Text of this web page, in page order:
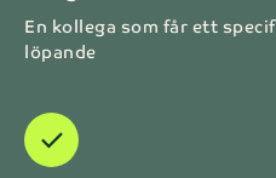
En kollega som får ett
löpande
check